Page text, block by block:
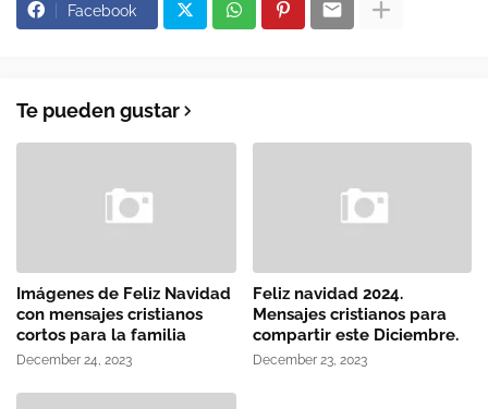
Facebook
Te pueden gustar
Imágenes de Feliz Navidad
con mensajes cristianos
cortos para la familia
December 24, 2023
Feliz navidad 2024.
Mensajes cristianos para
compartir este Diciembre.
December 23, 2023